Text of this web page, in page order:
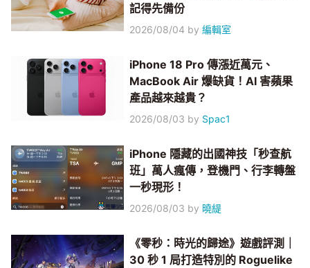
記得先備份
2026/08/04 by編輯室
iPhone 18 Pro 傳漲近萬元、
MacBook Air 爆缺貨！AI 害蘋果
產品越來越貴？
2026/08/03 by Spac1
iPhone 隱藏的出國神技「秒查航
班」萬人瘋傳，登機門、行李轉盤
一秒現形！
2026/08/03 by 曉緹
《零秒：時光的歸途》遊戲評測｜
30 秒 1 局打造特別的 Roguelike